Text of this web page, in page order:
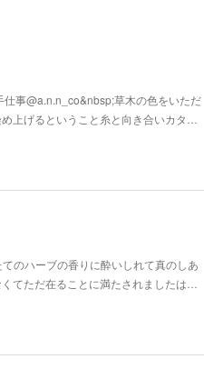
事@a.n.n_co&nbsp;草木の色をいただ
上げるということ糸と向き合いカタ…
のハーブの香りに酔いしれて真のしあ
てただ在ることに満たされましたは…